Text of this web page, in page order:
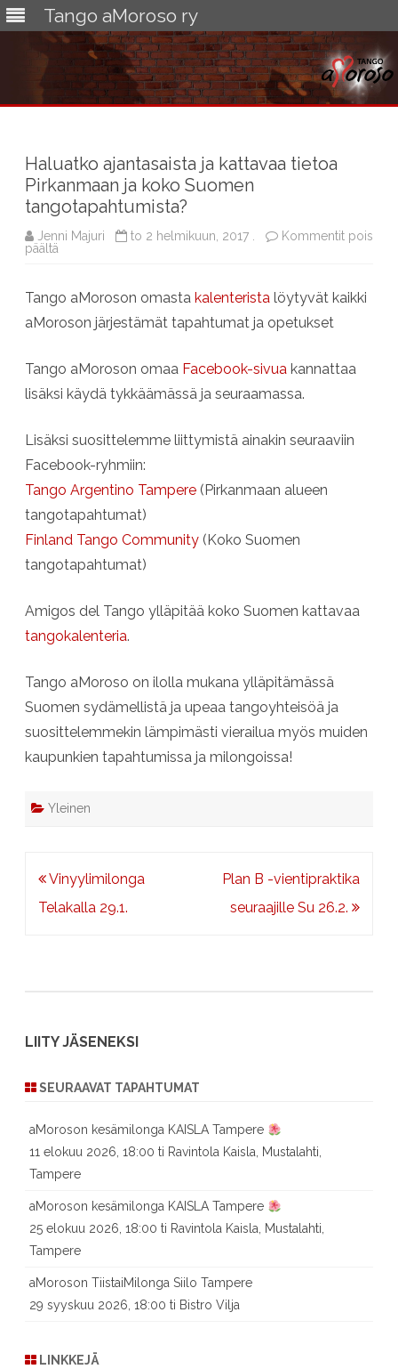
Tango aMoroso ry
Haluatko ajantasaista ja kattavaa tietoa
Pirkanmaan ja koko Suomen
tangotapahtumista?
Jenni Majuri to 2 helmikuun, 2017 .
Kommentit pois
päältä artikkelissa
kattavaa
Pirkanmaan
Suomen
tangotapahtumista?
Tango aMoroson omasta kalenterista löytyvät kaikki
aMoroson järjestämät tapahtumat ja opetukset
Tango aMoroson omaa Facebook-sivua kannattaa
lisäksi käydä tykkäämässä ja seuraamassa.
Lisäksi suosittelemme liittymistä ainakin seuraaviin
Facebook-ryhmiin:
Tango Argentino Tampere (Pirkanmaan alueen
tangotapahtumat)
Finland Tango Community (Koko Suomen
tangotapahtumat)
Amigos del Tango ylläpitää koko Suomen kattavaa
tangokalenteria.
Tango aMoroso on ilolla mukana ylläpitämässä
Suomen sydämellistä ja upeaa tangoyhteisöä ja
suosittelemmekin lämpimästi vierailua myös muiden
kaupunkien tapahtumissa ja milongoissa!
Yleinen
Artikkelien
selaus
Vinyylimilonga
Telakalla 29.1.
Plan B -vientipraktika
seuraajille Su 26.2.
LIITY JÄSENEKSI
SEURAAVAT TAPAHTUMAT
aMoroson kesämilonga KAISLA Tampere
11 elokuu 2026, 18:00 ti Ravintola Kaisla, Mustalahti,
Tampere
aMoroson kesämilonga KAISLA Tampere
25 elokuu 2026, 18:00 ti Ravintola Kaisla, Mustalahti,
Tampere
aMoroson TiistaiMilonga Siilo Tampere
29 syyskuu 2026, 18:00 ti Bistro Vilja
LINKKEJÄ